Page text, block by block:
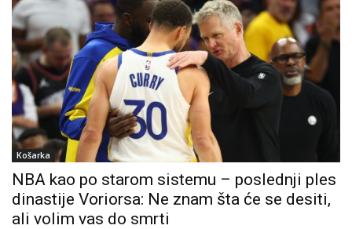
Košarka
NBA kao po starom sistemu – poslednji ples
dinastije Voriorsa: Ne znam šta će se desiti,
ali volim vas do smrti